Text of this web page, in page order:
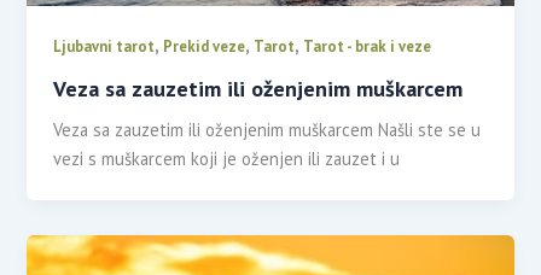
Ljubavni tarot, Prekid veze, Tarot, Tarot - brak i veze
Veza sa zauzetim ili oženjenim muškarcem
Veza sa zauzetim ili oženjenim muškarcem Našli ste se u
vezi s muškarcem koji je oženjen ili zauzet i u